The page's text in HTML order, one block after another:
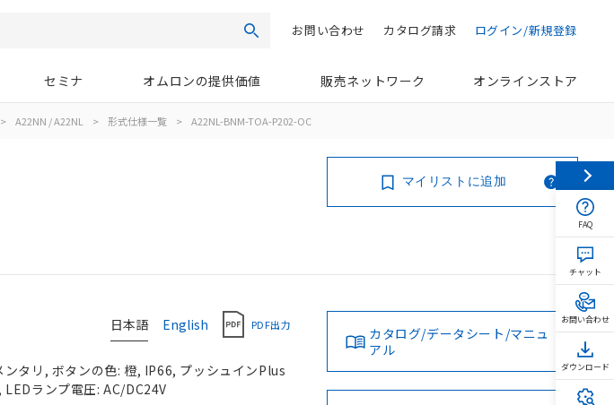
検索 ログイン/新規登録
カタログ請求
お問い合わせ
セミナ オムロンの提供価値 販売ネットワーク オンラインストア
> A22NN / A22NL > 形式仕様一覧 > A22NL-BNM-TOA-P202-OC
マイリストに追加
日本語 English PDF出力
タリ, ボタンの色: 橙, IP66, プッシュインPlus
ランプ電圧: AC/DC24V
カタログ/データシート/マニュ
アル
FAQ
チャット
お問い合わせ
ダウンロード